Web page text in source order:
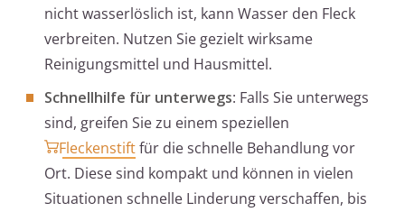
nicht wasserlöslich ist, kann Wasser den Fleck
verbreiten. Nutzen Sie gezielt wirksame
Reinigungsmittel und Hausmittel.
Schnellhilfe für unterwegs: Falls Sie unterwegs
sind, greifen Sie zu einem speziellen
Fleckenstiftfür die schnelle Behandlung vor
Ort. Diese sind kompakt und können in vielen
Situationen schnelle Linderung verschaffen, bis